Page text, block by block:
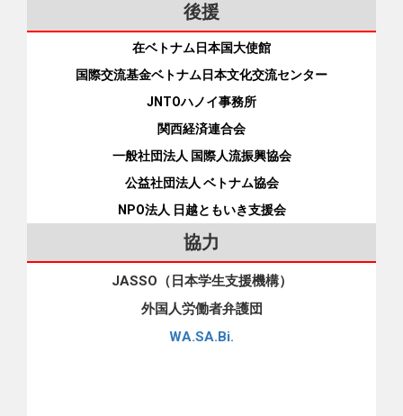
後援
在ベトナム日本国大使館
国際交流基金ベトナム日本文化交流センター
JNTOハノイ事務所
関西経済連合会
一般社団法人 国際人流振興協会
公益社団法人 ベトナム協会
NPO法人 日越ともいき支援会
協力
JASSO（日本学生支援機構）
外国人労働者弁護団
WA.SA.Bi.